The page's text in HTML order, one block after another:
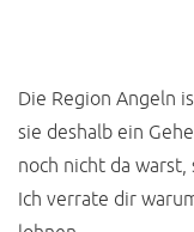
Die Region Angeln
sie deshalb ein
noch nicht da
Ich verrate dir